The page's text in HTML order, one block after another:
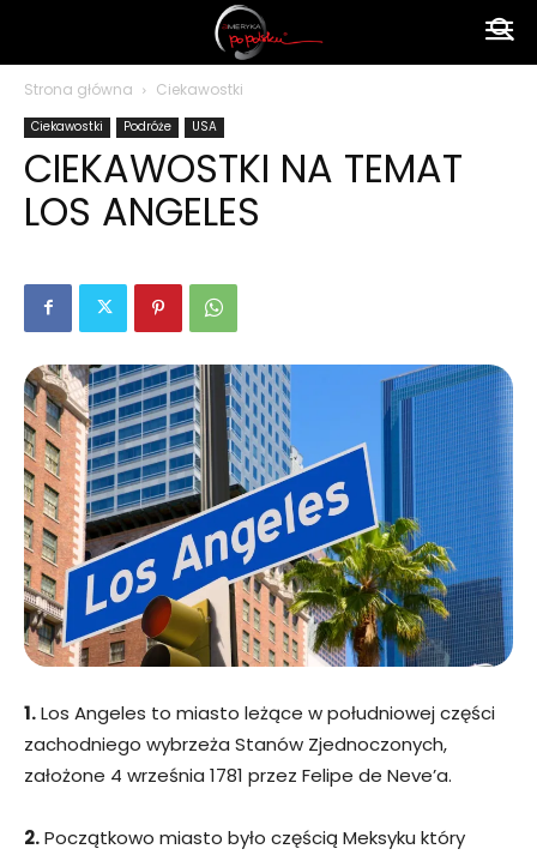
Strona główna Ciekawostki
Ciekawostki Podróże USA
CIEKAWOSTKI NA TEMAT
LOS ANGELES
1.Los Angeles to miasto leżące w południowej części
zachodniego wybrzeża Stanów Zjednoczonych,
założone 4 września 1781 przez Felipe de Neve’a.
2.Początkowo miasto było częścią Meksyku który